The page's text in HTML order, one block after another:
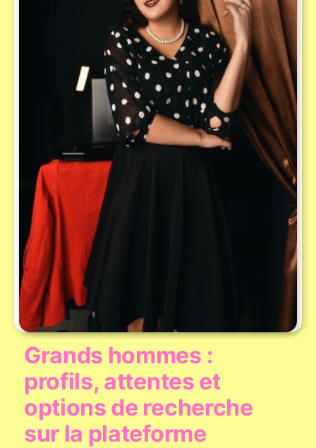
Grands hommes :
profils, attentes et
options de recherche
sur la plateforme